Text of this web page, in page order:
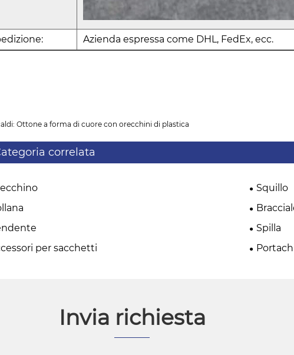
Azienda espressa come DHL, FedEx, ecc.
Ottone a forma di cuore con orecchini di plastica
correlata
Squillo
Spilla
per sacchetti
Invia richiesta